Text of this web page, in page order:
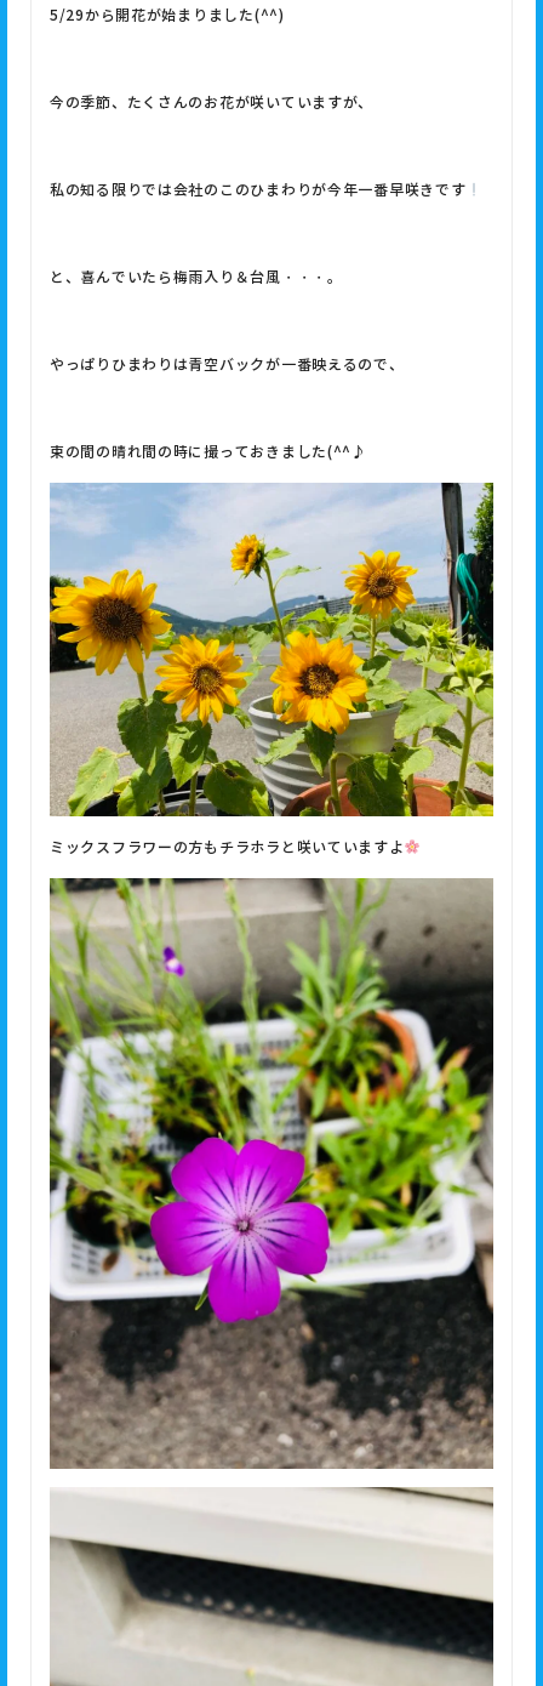
5/29から開花が始まりました(^^)
今の季節、たくさんのお花が咲いていますが、
私の知る限りでは会社のこのひまわりが今年一番早咲きです
と、喜んでいたら梅雨入り＆台風・・・。
やっぱりひまわりは青空バックが一番映えるので、
束の間の晴れ間の時に撮っておきました(^^♪
ミックスフラワーの方もチラホラと咲いていますよ